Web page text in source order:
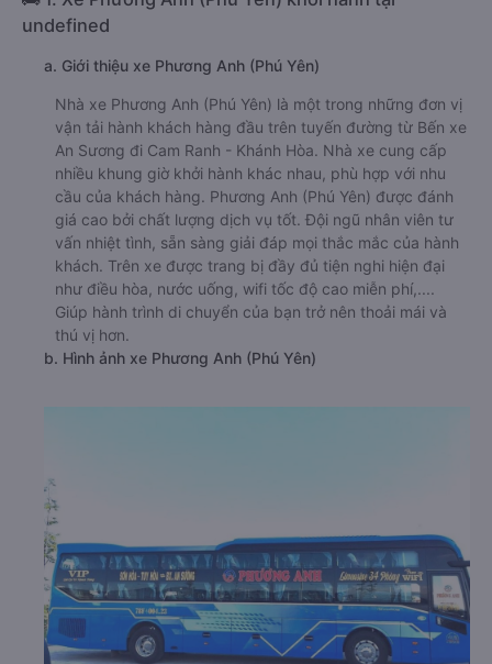
undefined
a. Giới thiệu xe Phương Anh (Phú Yên)
Nhà xe Phương Anh (Phú Yên) là một trong những đơn vị
vận tải hành khách hàng đầu trên tuyến đường từ Bến xe
An Sương đi Cam Ranh - Khánh Hòa. Nhà xe cung cấp
nhiều khung giờ khởi hành khác nhau, phù hợp với nhu
cầu của khách hàng. Phương Anh (Phú Yên) được đánh
giá cao bởi chất lượng dịch vụ tốt. Đội ngũ nhân viên tư
vấn nhiệt tình, sẵn sàng giải đáp mọi thắc mắc của hành
khách. Trên xe được trang bị đầy đủ tiện nghi hiện đại
như điều hòa, nước uống, wifi tốc độ cao miễn phí,....
Giúp hành trình di chuyển của bạn trở nên thoải mái và
thú vị hơn.
b. Hình ảnh xe Phương Anh (Phú Yên)